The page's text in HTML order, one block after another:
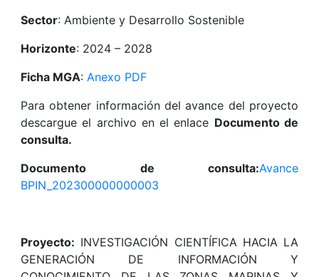
Sector: Ambiente y Desarrollo Sostenible
Horizonte: 2024 – 2028
Ficha MGA: Anexo PDF
Para obtener información del avance del proyecto
descargue el archivo en el enlace Documento de
consulta.
Documento de consulta:Avance
BPIN_202300000000003
Proyecto: INVESTIGACIÓN CIENTÍFICA HACIA LA
GENERACIÓN DE INFORMACIÓN Y